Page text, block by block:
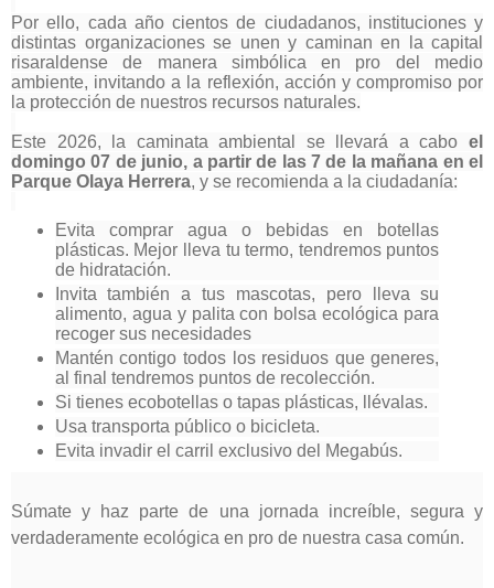
Por ello, cada año cientos de ciudadanos, instituciones y
distintas organizaciones se unen y caminan en la capital
risaraldense de manera simbólica en pro del medio
ambiente, invitando a la reflexión, acción y compromiso por
la protección de nuestros recursos naturales.
Este 2026, la caminata ambiental se llevará a cabo el
domingo 07 de junio, a partir de las 7 de la mañana en el
Parque Olaya Herrera, y se recomienda a la ciudadanía:
Evita comprar agua o bebidas en botellas
plásticas. Mejor lleva tu termo, tendremos puntos
de hidratación.
Invita también a tus mascotas, pero lleva su
alimento, agua y palita con bolsa ecológica para
recoger sus necesidades
Mantén contigo todos los residuos que generes,
al final tendremos puntos de recolección.
Si tienes ecobotellas o tapas plásticas, llévalas.
Usa transporta público o bicicleta.
Evita invadir el carril exclusivo del Megabús.
Súmate y haz parte de una jornada increíble, segura y
verdaderamente ecológica en pro de nuestra casa común.